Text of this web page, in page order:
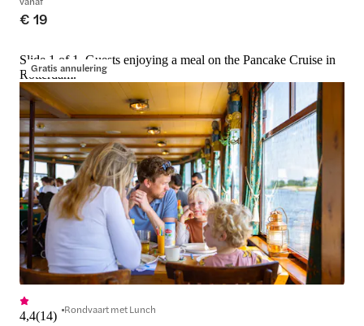
€ 19
Gratis annulering
Slide 1 of 1, Guests enjoying a meal on the Pancake Cruise in
Rotterdam.
4,4(14) Rondvaart met Lunch